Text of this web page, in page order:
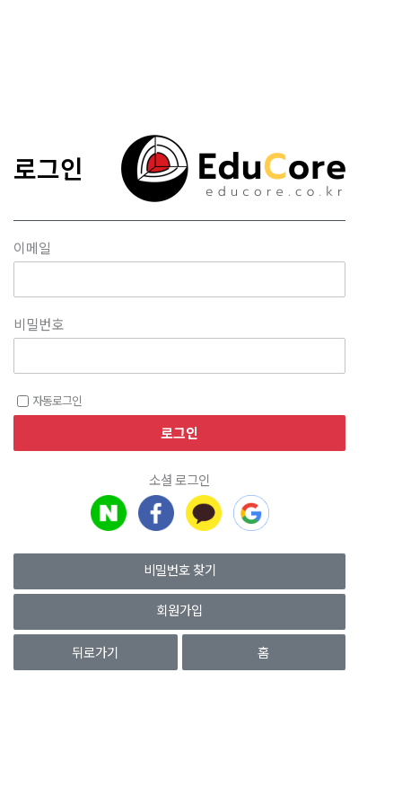
로그인
이메일
비밀번호
자동로그인
소셜 로그인
비밀번호 찾기
회원가입
뒤로가기 홈